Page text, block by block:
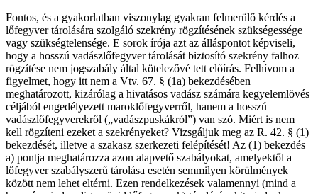
Fontos, és a gyakorlatban viszonylag gyakran felmerülő kérdés a
lőfegyver tárolására szolgáló szekrény rögzítésének szükségessége
vagy szükségtelensége. E sorok írója azt az álláspontot képviseli,
hogy a hosszú vadászlőfegyver tárolását biztosító szekrény falhoz
rögzítése nem jogszabály által kötelezővé tett előírás. Felhívom a
figyelmet, hogy itt nem a Vtv. 67. § (1a) bekezdésében
meghatározott, kizárólag a hivatásos vadász számára kegyelemlövés
céljából engedélyezett maroklőfegyverről, hanem a hosszú
vadászlőfegyverekről („vadászpuskákról”) van szó. Miért is nem
kell rögzíteni ezeket a szekrényeket? Vizsgáljuk meg az R. 42. § (1)
bekezdését, illetve a szakasz szerkezeti felépítését! Az (1) bekezdés
a) pontja meghatározza azon alapvető szabályokat, amelyektől a
lőfegyver szabályszerű tárolása esetén semmilyen körülmények
között nem lehet eltérni. Ezen rendelkezések valamennyi (mind a